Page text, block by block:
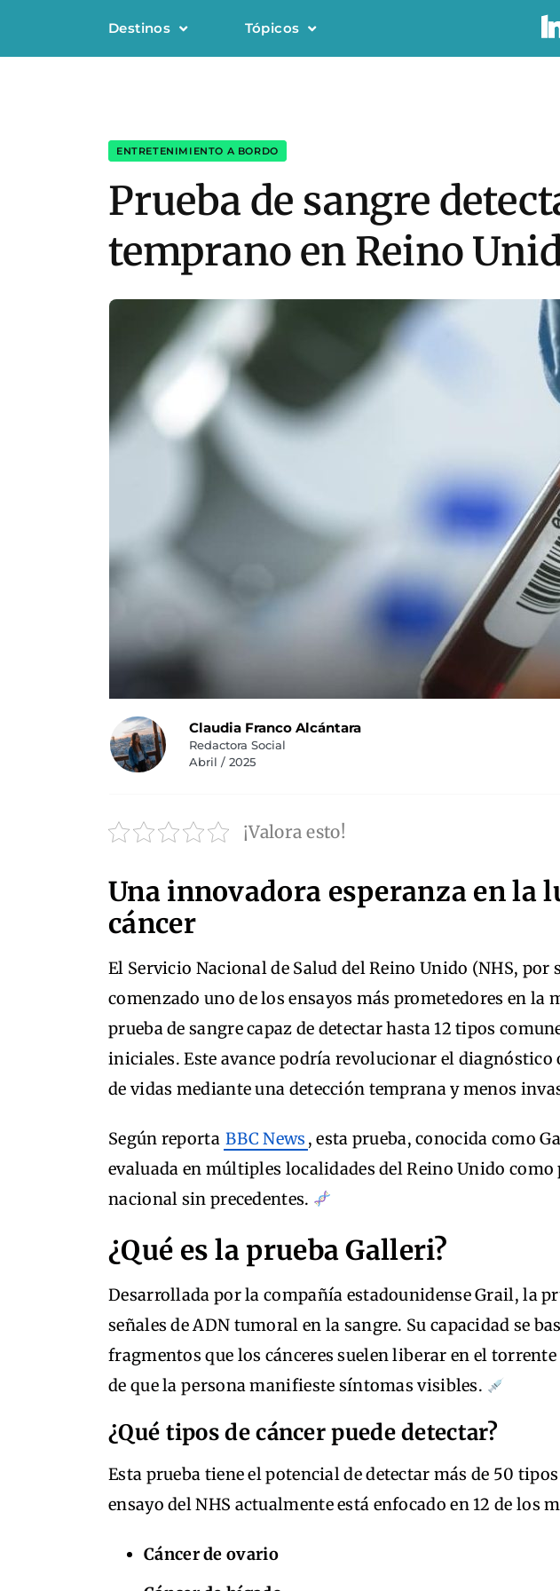
Destinos Tópicos
ENTRETENIMIENTO A BORDO
Prueba de sangre
temprano en Reino
Claudia Franco Alcántara
Redactora Social
Abril / 2025
¡Valora esto!
Una innovadora esperanza en la
cáncer
El Servicio Nacional de Salud del Reino Unido (NHS, por
comenzado uno de los ensayos más prometedores en la
prueba de sangre capaz de detectar hasta 12 tipos
iniciales. Este avance podría revolucionar el
de vidas mediante una detección temprana y menos
Según reporta BBC News , esta prueba, conocida como
evaluada en múltiples localidades del Reino Unido como
nacional sin precedentes.
¿Qué es la prueba Galleri?
Desarrollada por la compañía estadounidense Grail, la
señales de ADN tumoral en la sangre. Su capacidad se
fragmentos que los cánceres suelen liberar en el
de que la persona manifieste síntomas visibles.
¿Qué tipos de cáncer puede detectar?
Esta prueba tiene el potencial de detectar más de 50
ensayo del NHS actualmente está enfocado en 12 de los
Cáncer de ovario